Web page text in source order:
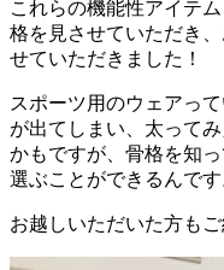
これらの機能性アイテ
格を見させていただき
せていただきました！
スポーツ用のウェアっ
が出てしまい、太って
かもですが、骨格を知
選ぶことができるんです
お越しいただいた方も